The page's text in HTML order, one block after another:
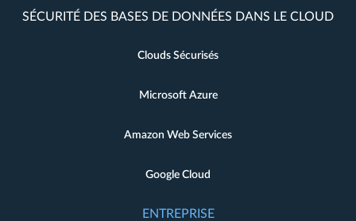
SÉCURITÉ DES BASES DE DONNÉES DANS LE CLOUD
Clouds Sécurisés
Microsoft Azure
Amazon Web Services
Google Cloud
ENTREPRISE